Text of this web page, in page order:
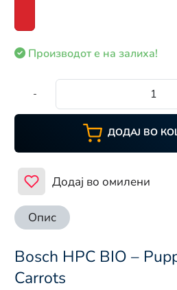
Производот е на залиха!
-
ДОДАЈ ВО
Додај во омилени
Опис
Bosch HPC BIO –
Carrots